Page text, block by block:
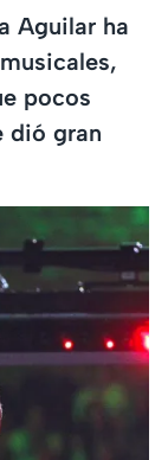
Aguilar ha
pocos
dió gran